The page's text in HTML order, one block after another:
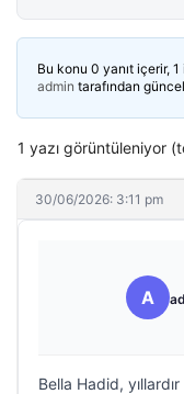
Bu konu 0 yanıt içerir,
admin tarafından
1 yazı görüntüleniyor
30/06/2026: 3:11 pm
A
Bella Hadid,